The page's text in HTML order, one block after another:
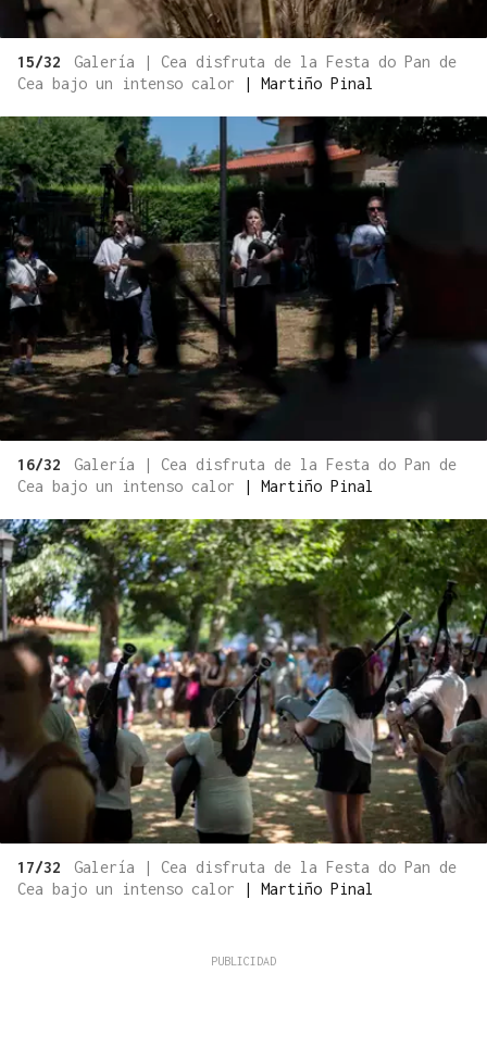
15/32
Galería | Cea disfruta de la Festa do Pan de
Cea bajo un intenso calor
| Martiño Pinal
16/32
Galería | Cea disfruta de la Festa do Pan de
Cea bajo un intenso calor
| Martiño Pinal
17/32
Galería | Cea disfruta de la Festa do Pan de
Cea bajo un intenso calor
| Martiño Pinal